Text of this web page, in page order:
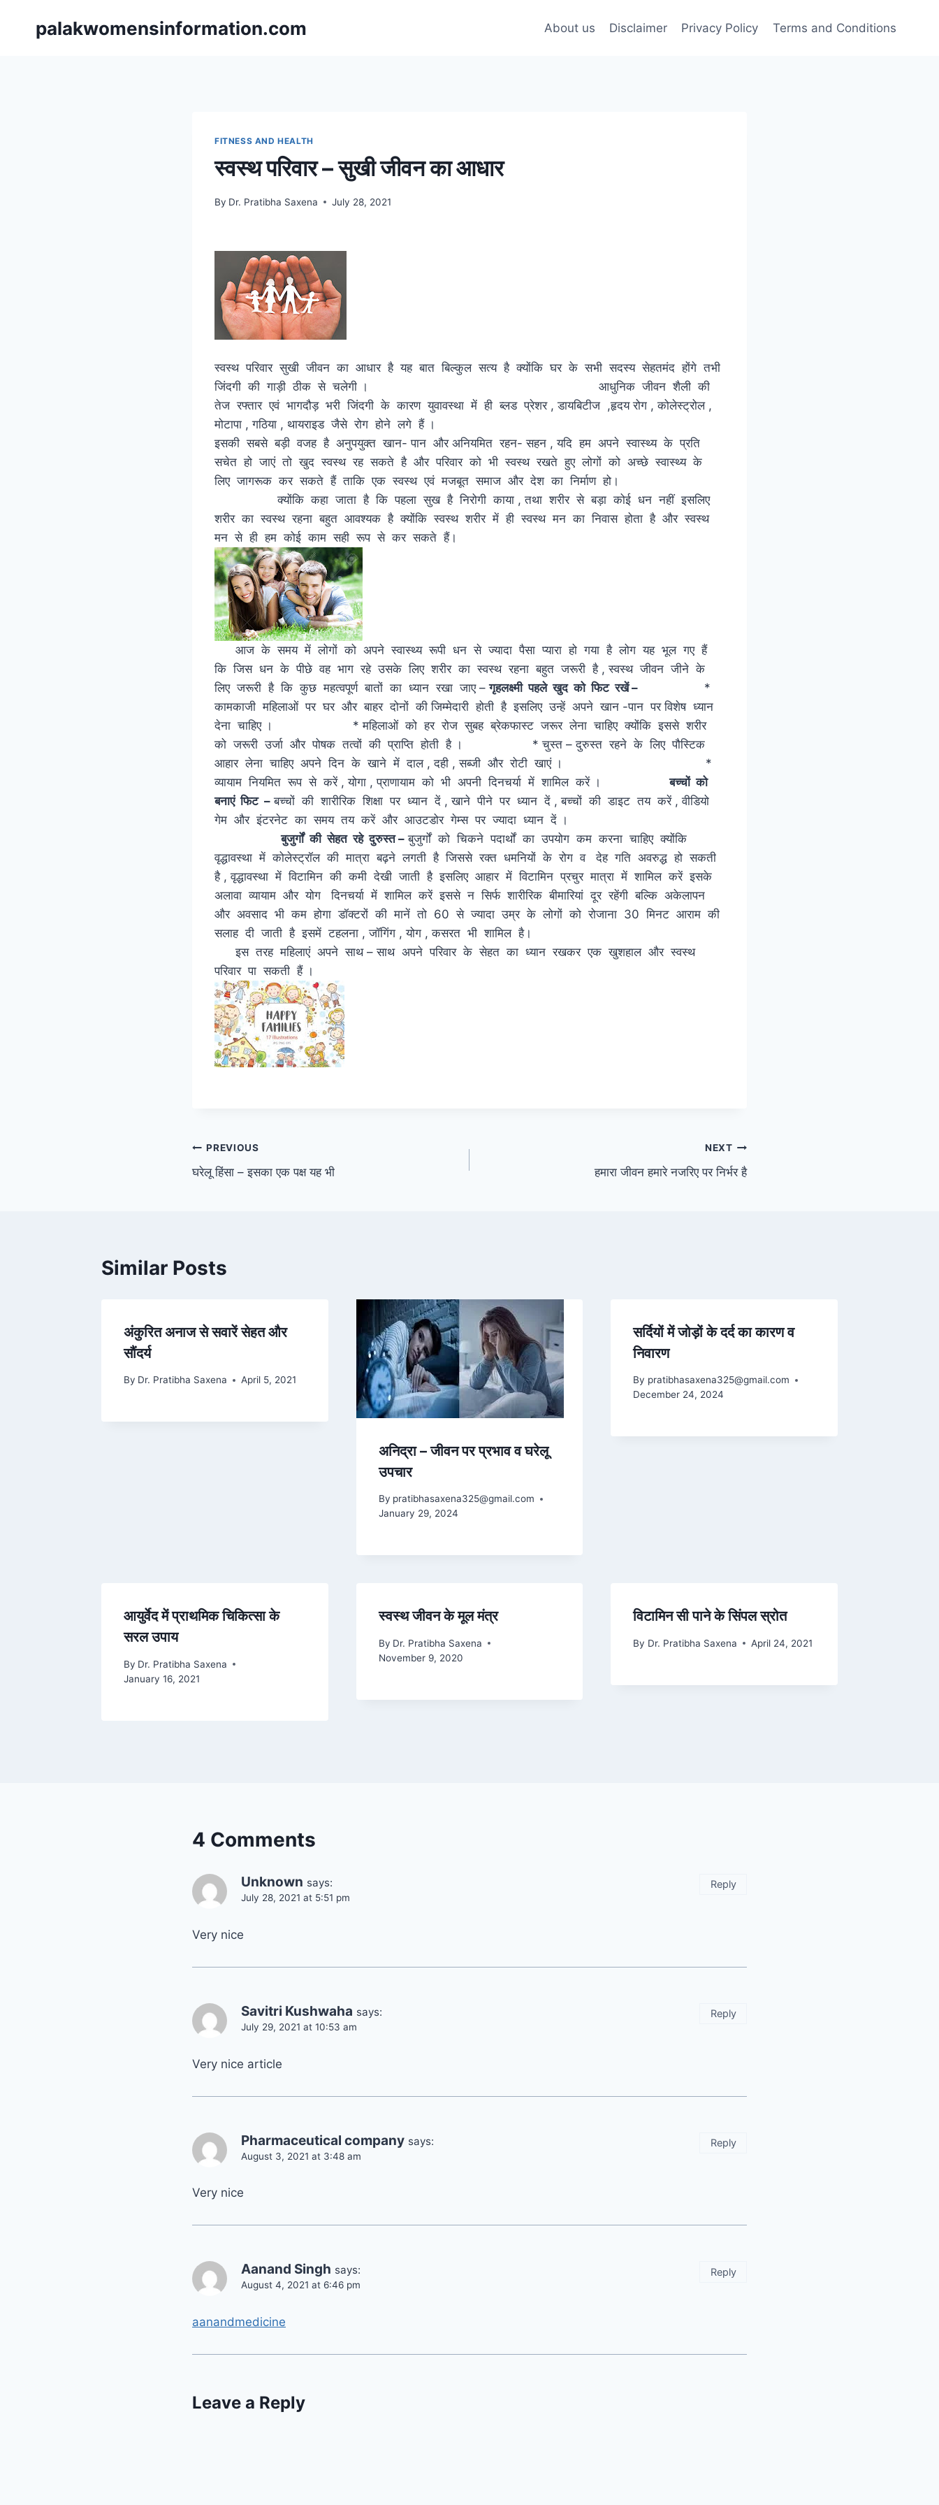
palakwomensinformation.com About us Disclaimer Privacy Policy Terms and Conditions
FITNESS AND HEALTH
स्वस्थ परिवार – सुखी जीवन का आधार
By Dr. Pratibha Saxena July 28, 2021
स्वस्थ परिवार सुखी जीवन का आधार है यह बात बिल्कुल सत्य है क्योंकि घर के सभी सदस्य सेहतमंद होंगे तभी
जिंदगी की गाड़ी ठीक से चलेगी । आधुनिक जीवन शैली की
तेज रफ्तार एवं भागदौड़ भरी जिंदगी के कारण युवावस्था में ही ब्लड प्रेशर , डायबिटीज ,हृदय रोग , कोलेस्ट्रोल ,
मोटापा , गठिया , थायराइड जैसे रोग होने लगे हैं ।
इसकी सबसे बड़ी वजह है अनुपयुक्त खान- पान और अनियमित रहन- सहन , यदि हम अपने स्वास्थ्य के प्रति
सचेत हो जाएं तो खुद स्वस्थ रह सकते है और परिवार को भी स्वस्थ रखते हुए लोगों को अच्छे स्वास्थ्य के
लिए जागरूक कर सकते हैं ताकि एक स्वस्थ एवं मजबूत समाज और देश का निर्माण हो।
क्योंकि कहा जाता है कि पहला सुख है निरोगी काया , तथा शरीर से बड़ा कोई धन नहीं इसलिए
शरीर का स्वस्थ रहना बहुत आवश्यक है क्योंकि स्वस्थ शरीर में ही स्वस्थ मन का निवास होता है और स्वस्थ
मन से ही हम कोई काम सही रूप से कर सकते हैं।
आज के समय में लोगों को अपने स्वास्थ्य रूपी धन से ज्यादा पैसा प्यारा हो गया है लोग यह भूल गए हैं
कि जिस धन के पीछे वह भाग रहे उसके लिए शरीर का स्वस्थ रहना बहुत जरूरी है , स्वस्थ जीवन जीने के
लिए जरूरी है कि कुछ महत्वपूर्ण बातों का ध्यान रखा जाए –गृहलक्ष्मी पहले खुद को फिट रखें – *
कामकाजी महिलाओं पर घर और बाहर दोनों की जिम्मेदारी होती है इसलिए उन्हें अपने खान -पान पर विशेष ध्यान
देना चाहिए । * महिलाओं को हर रोज सुबह ब्रेकफास्ट जरूर लेना चाहिए क्योंकि इससे शरीर
को जरूरी उर्जा और पोषक तत्वों की प्राप्ति होती है । * चुस्त – दुरुस्त रहने के लिए पौस्टिक
आहार लेना चाहिए अपने दिन के खाने में दाल , दही , सब्जी और रोटी खाएं । *
व्यायाम नियमित रूप से करें , योगा , प्राणायाम को भी अपनी दिनचर्या में शामिल करें ।
बच्चों को
बनाएं फिट – बच्चों की शारीरिक शिक्षा पर ध्यान दें , खाने पीने पर ध्यान दें , बच्चों की डाइट तय करें , वीडियो
गेम और इंटरनेट का समय तय करें और आउटडोर गेम्स पर ज्यादा ध्यान दें ।
बुजुर्गों की सेहत रहे दुरुस्त – बुजुर्गों को चिकने पदार्थों का उपयोग कम करना चाहिए क्योंकि
वृद्धावस्था में कोलेस्ट्रॉल की मात्रा बढ़ने लगती है जिससे रक्त धमनियों के रोग व देह गति अवरुद्ध हो सकती
है , वृद्धावस्था में विटामिन की कमी देखी जाती है इसलिए आहार में विटामिन प्रचुर मात्रा में शामिल करें इसके
अलावा व्यायाम और योग दिनचर्या में शामिल करें इससे न सिर्फ शारीरिक बीमारियां दूर रहेंगी बल्कि अकेलापन
और अवसाद भी कम होगा डॉक्टरों की मानें तो 60 से ज्यादा उम्र के लोगों को रोजाना 30 मिनट आराम की
सलाह दी जाती है इसमें टहलना , जॉगिंग , योग , कसरत भी शामिल है।
इस तरह महिलाएं अपने साथ – साथ अपने परिवार के सेहत का ध्यान रखकर एक खुशहाल और स्वस्थ
परिवार पा सकती हैं ।
Post
navigation
PREVIOUS
घरेलू हिंसा – इसका एक पक्ष यह भी
NEXT
हमारा जीवन हमारे नजरिए पर निर्भर है
Similar Posts
अंकुरित अनाज से सवारें सेहत और
सौंदर्य
By Dr. Pratibha Saxena April 5, 2021
अनिद्रा – जीवन पर प्रभाव व घरेलू
उपचार
By pratibhasaxena325@gmail.com
January 29, 2024
सर्दियों में जोड़ों के दर्द का कारण व
निवारण
By pratibhasaxena325@gmail.com
December 24, 2024
आयुर्वेद में प्राथमिक चिकित्सा के
सरल उपाय
By Dr. Pratibha Saxena
January 16, 2021
स्वस्थ जीवन के मूल मंत्र
By Dr. Pratibha Saxena
November 9, 2020
विटामिन सी पाने के सिंपल स्रोत
By Dr. Pratibha Saxena April 24, 2021
4 Comments
Unknown says:
July 28, 2021 at 5:51 pm
Very nice
Reply
Savitri Kushwaha says:
July 29, 2021 at 10:53 am
Very nice article
Reply
Pharmaceutical company says:
August 3, 2021 at 3:48 am
Very nice
Reply
Aanand Singh says:
August 4, 2021 at 6:46 pm
aanandmedicine
Reply
Leave a Reply